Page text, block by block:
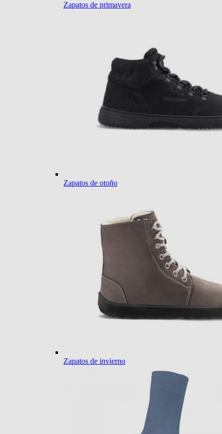
Zapatos de primavera
Zapatos de otoño
Zapatos de invierno